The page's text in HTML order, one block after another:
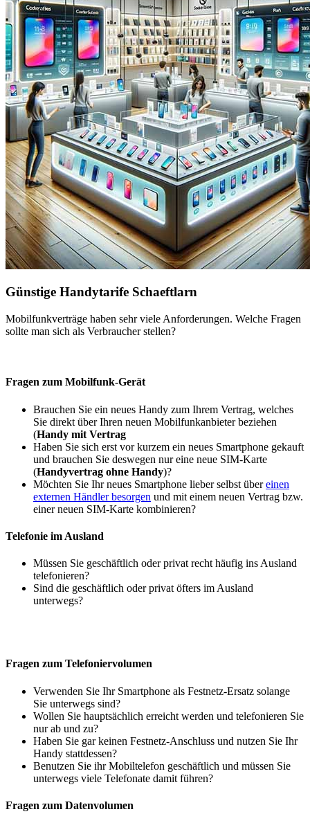
Günstige Handytarife Schaeftlarn
Mobilfunkverträge haben sehr viele Anforderungen. Welche Fragen
sollte man sich als Verbraucher stellen?
Fragen zum Mobilfunk-Gerät
Brauchen Sie ein neues Handy zum Ihrem Vertrag, welches
Sie direkt über Ihren neuen Mobilfunkanbieter beziehen
(Handy mit Vertrag
Haben Sie sich erst vor kurzem ein neues Smartphone gekauft
und brauchen Sie deswegen nur eine neue SIM-Karte
(Handyvertrag ohne Handy)?
Möchten Sie Ihr neues Smartphone lieber selbst übereinen
externen Händler besorgen und mit einem neuen Vertrag bzw.
einer neuen SIM-Karte kombinieren?
Telefonie im Ausland
Müssen Sie geschäftlich oder privat recht häufig ins Ausland
telefonieren?
Sind die geschäftlich oder privat öfters im Ausland
unterwegs?
Fragen zum Telefoniervolumen
Verwenden Sie Ihr Smartphone als Festnetz-Ersatz solange
Sie unterwegs sind?
Wollen Sie hauptsächlich erreicht werden und telefonieren Sie
nur ab und zu?
Haben Sie gar keinen Festnetz-Anschluss und nutzen Sie Ihr
Handy stattdessen?
Benutzen Sie ihr Mobiltelefon geschäftlich und müssen Sie
unterwegs viele Telefonate damit führen?
Fragen zum Datenvolumen